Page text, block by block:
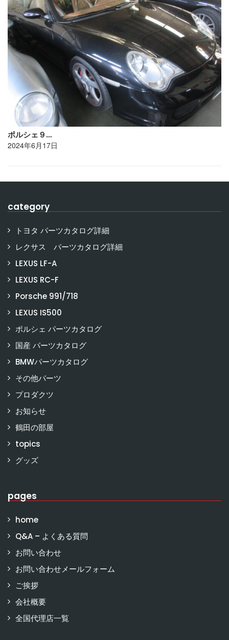
ポルシェ９…
2024年6月17日
category
トヨタ パーツカタログ詳細
レクサス パーツカタログ詳細
LEXUS LF-A
LEXUS RC-F
Porsche 991/718
LEXUS IS500
ポルシェ パーツカタログ
国産 パーツカタログ
BMWパーツカタログ
その他パーツ
プロダクツ
お知らせ
鶴田の部屋
topics
グッズ
pages
home
Q&A – よくある質問
お問い合わせ
お問い合わせメールフォーム
ご挨拶
会社概要
全国代理店一覧